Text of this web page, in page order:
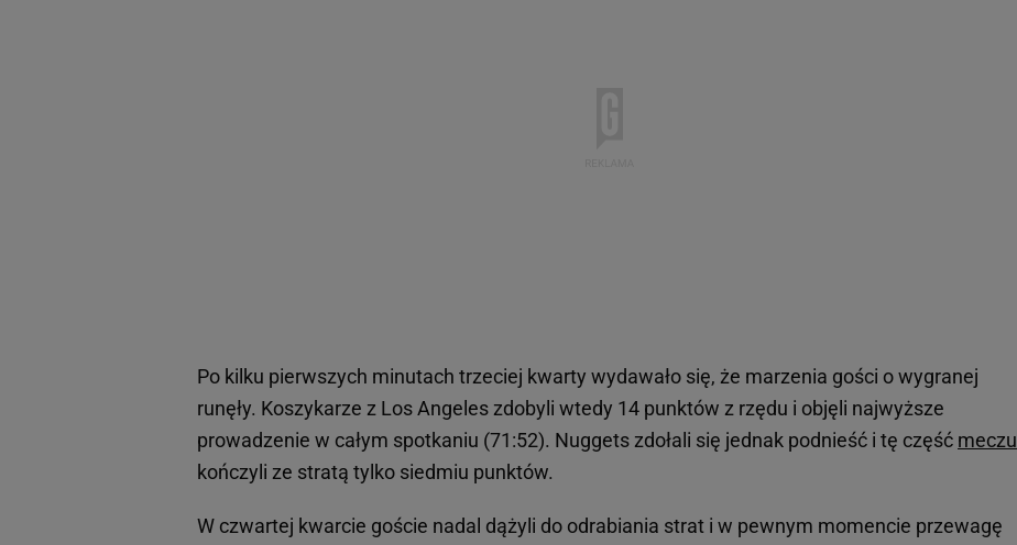
Po kilku pierwszych minutach trzeciej kwarty wydawało się, że marzenia gości o wygranej
runęły. Koszykarze z Los Angeles zdobyli wtedy 14 punktów z rzędu i objęli najwyższe
prowadzenie w całym spotkaniu (71:52). Nuggets zdołali się jednak podnieść i tę część meczu
kończyli ze stratą tylko siedmiu punktów.
W czwartej kwarcie goście nadal dążyli do odrabiania strat i w pewnym momencie przewagę